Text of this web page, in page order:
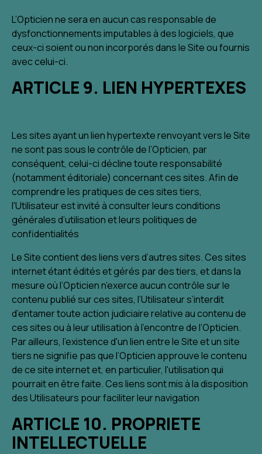
L’Opticien ne sera en aucun cas responsable de
dysfonctionnements imputables à des logiciels, que
ceux-ci soient ou non incorporés dans le Site ou fournis
avec celui-ci.
ARTICLE 9. LIEN HYPERTEXES
Les sites ayant un lien hypertexte renvoyant vers le Site
ne sont pas sous le contrôle de l’Opticien, par
conséquent, celui-ci décline toute responsabilité
(notamment éditoriale) concernant ces sites. Afin de
comprendre les pratiques de ces sites tiers,
l'Utilisateur est invité à consulter leurs conditions
générales d’utilisation et leurs politiques de
confidentialités
Le Site contient des liens vers d’autres sites. Ces sites
internet étant édités et gérés par des tiers, et dans la
mesure où l’Opticien n’exerce aucun contrôle sur le
contenu publié sur ces sites, l’Utilisateur s’interdit
d’entamer toute action judiciaire relative au contenu de
ces sites ou à leur utilisation à l’encontre de l’Opticien.
Par ailleurs, l'existence d'un lien entre le Site et un site
tiers ne signifie pas que l’Opticien approuve le contenu
de ce site internet et, en particulier, l'utilisation qui
pourrait en être faite. Ces liens sont mis à la disposition
des Utilisateurs pour faciliter leur navigation
ARTICLE 10. PROPRIETE
INTELLECTUELLE